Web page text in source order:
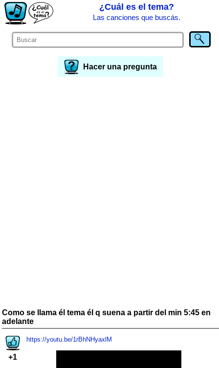
¿Cuál es el tema?
Las canciones que buscás.
Hacer una pregunta
Como se llama él tema él q suena a partir del min 5:45 en
adelante
+1
https://youtu.be/1rBhNHyaxlM